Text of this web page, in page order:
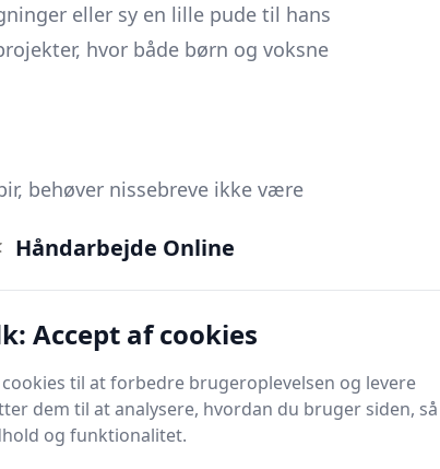
eller sy en lille pude til hans
hvor både børn og voksne
behøver nissebreve ikke være
sidste år, en snor fra en gammel
at tænde fantasien hos et barn.
genbruger materialer, de allerede
eller garnstumper fra et
som understreger, at det er tanken
Håndarbejde Online
Accept af cookies
til at forbedre brugeroplevelsen og levere
dem til at analysere, hvordan du bruger siden, så
og funktionalitet.